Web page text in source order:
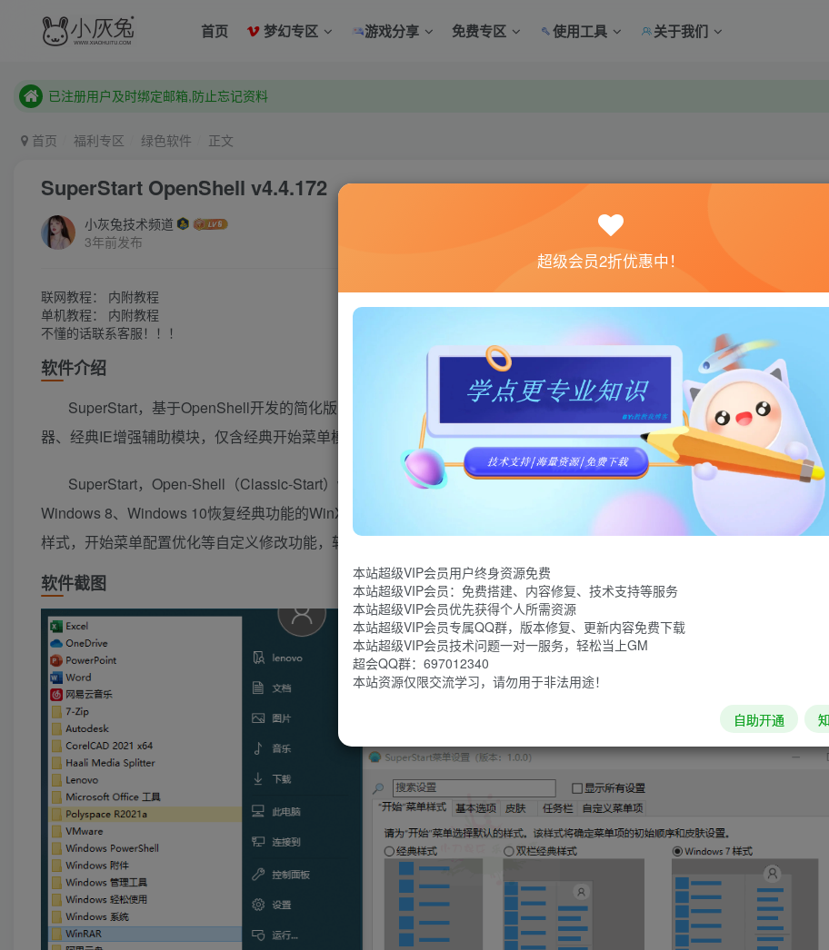
首页 梦幻专区 游戏分享 免费专区 使用工具 关于我们
本站已开启QQ微信快速登录 ,拥有本站会员用户及时请问个人中心绑定！
本站已开启QQ微信快速登录 ,拥有本站会员用户及时请问个人中心绑定！
首页 福利专区 绿色软件 正文
SuperStart OpenShell v4.4.172
小灰兔技术频道
3年前发布
联网教程： 内附教程
单机教程： 内附教程
不懂的话联系客服！！！
软件介绍
SuperStart，基于OpenShell开发的简化版（OpenShell复刻自免费开源经典开始菜单软件Classic Shell），移除了经典
器、经典IE增强辅助模块，仅含经典开始菜单模块，支持黑白主题，完善了中文语言。
SuperStart，Open-Shell（Classic-Start）win7/Win8/Win10开始菜单恢复工具，在任务栏上添加开始按钮，为
Windows 8、Windows 10恢复经典功能的WinXP/Win7样式开始菜单风格，包含多种皮肤，提供各种开始菜单、任务栏、开
样式，开始菜单配置优化等自定义修改功能，软件完全免费。
软件截图
超级会员2折优惠中！
本站超级VIP会员用户终身资源免费
本站超级VIP会员：免费搭建、内容修复、技术支持等服务
本站超级VIP会员优先获得个人所需资源
本站超级VIP会员专属QQ群，版本修复、更新内容免费下载
本站超级VIP会员技术问题一对一服务，轻松当上GM
超会QQ群：697012340
本站资源仅限交流学习，请勿用于非法用途！
自助开通